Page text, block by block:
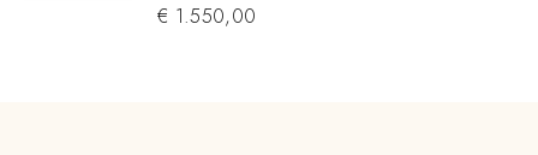
€ 1.550,00